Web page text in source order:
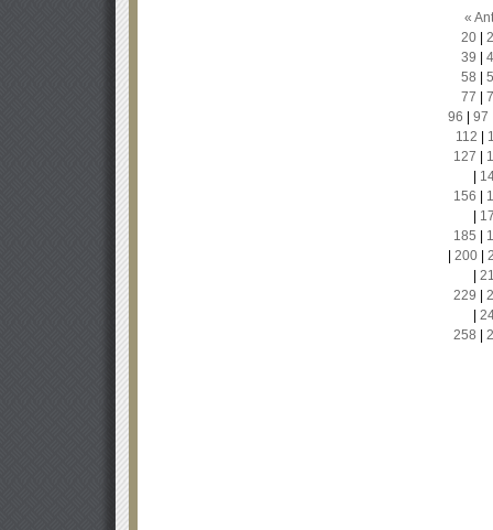
«
20|
39
58
77
96
97
112
127
156
185
200|
229
258